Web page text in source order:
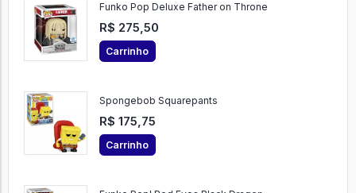
Funko Pop Deluxe Father on Throne
R$ 275,50
Carrinho
Spongebob Squarepants
R$ 175,75
Carrinho